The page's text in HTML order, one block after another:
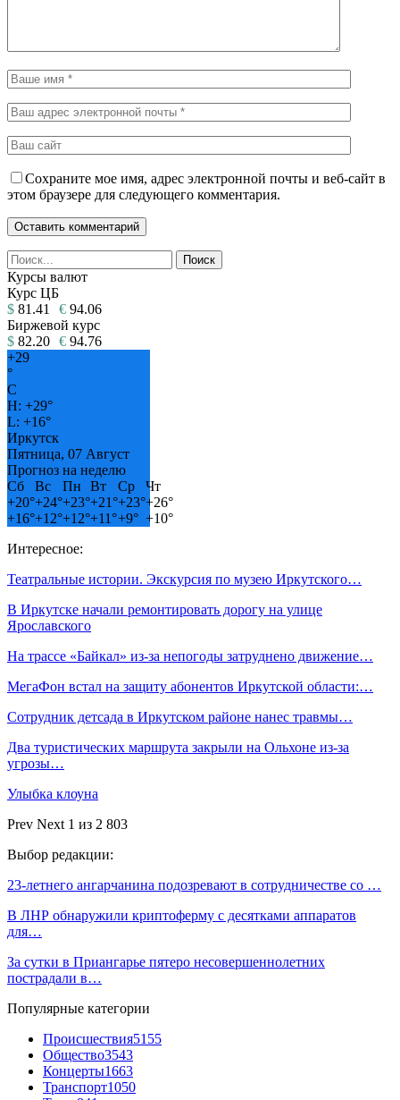
Сохраните мое имя, адрес электронной почты и веб-сайт в
этом браузере для следующего комментария.
Курсы валют
Курс ЦБ
$ 81.41 € 94.06
Биржевой курс
$ 82.20 € 94.76
+29
°
C
H: +29°
L: +16°
Иркутск
Пятница, 07 Август
Прогноз на неделю
Сб
Вс Пн Вт Ср
Чт
+20°+24°+23°+21°+23°+26°
+16°+12°+12°+11°+9° +10°
Интересное:
Театральные истории. Экскурсия по музею Иркутского…
В Иркутске начали ремонтировать дорогу на улице
Ярославского
На трассе «Байкал» из-за непогоды затруднено движение…
МегаФон встал на защиту абонентов Иркутской области:…
Сотрудник детсада в Иркутском районе нанес травмы…
Два туристических маршрута закрыли на Ольхоне из-за
угрозы…
Улыбка клоуна
Prev Next 1 из 2 803
Выбор редакции:
23-летнего ангарчанина подозревают в сотрудничестве со …
В ЛНР обнаружили криптоферму с десятками аппаратов
для…
За сутки в Приангарье пятеро несовершеннолетних
пострадали в…
Популярные категории
Происшествия5155
Общество3543
Концерты1663
Транспорт1050